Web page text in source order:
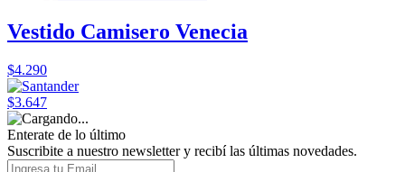
Vestido Camisero Venecia
$4.290
$3.647
Enterate de lo último
Suscribite a nuestro newsletter y recibí las últimas novedades.